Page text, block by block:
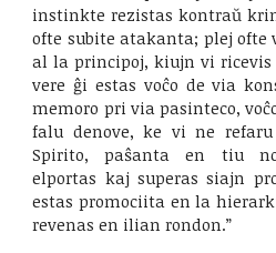
instinkte rezistas kontraŭ
ofte subite atakanta; plej
al la principoj, kiujn vi
vere ĝi estas voĉo de via
memoro pri via pasinteco,
falu denove, ke vi ne
Spirito, paŝanta en tiu
elportas kaj superas siajn
estas promociita en la
revenas en ilian rondon.”